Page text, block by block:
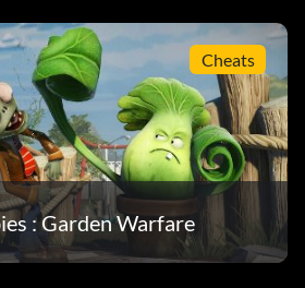
vague de super boss en mode
qu'ingénieur, construisez 3
session de jardins et de cimetières -
- Obtenir une vantardise de maître
Cheats
: Garden Warfare